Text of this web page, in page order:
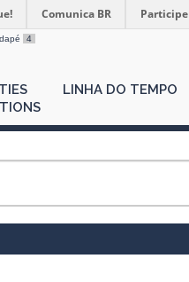
Comunica BR Participe
4
LINHA DO TEMPO